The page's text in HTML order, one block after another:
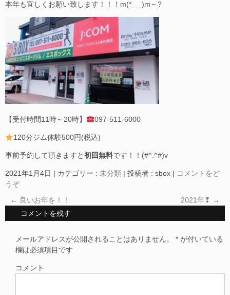
本年も宜しくお願い致します！！！m(*_ _)m～?
【受付時間11時～20時】 097-511-6000
120分ジム体験500円(税込)
事前予約して頂きますと初回無料です！！(#^.^#)v
2021年1月4日 | カテゴリー : 未分類 | 投稿者 : sbox | コメントをど
うぞ
← 良いお年を！！ 2021年❢
→
コメントを残す
メールアドレスが公開されることはありません。 * が付いている
欄は必須項目です
コメント